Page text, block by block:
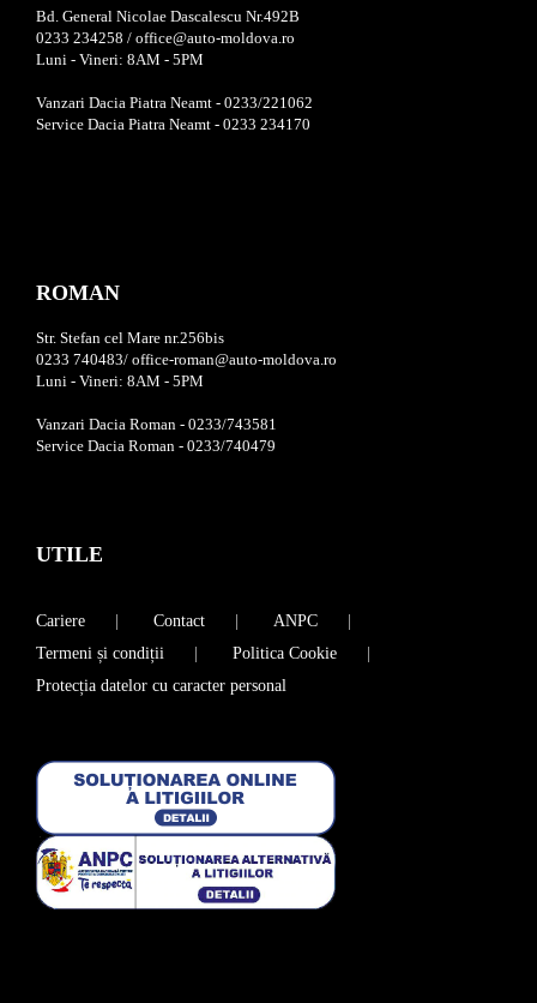
Bd. General Nicolae Dascalescu Nr.492B
0233 234258 / office@auto-moldova.ro
Luni - Vineri: 8AM - 5PM
Vanzari Dacia Piatra Neamt - 0233/221062
Service Dacia Piatra Neamt - 0233 234170
ROMAN
Str. Stefan cel Mare nr.256bis
0233 740483/ office-roman@auto-moldova.ro
Luni - Vineri: 8AM - 5PM
Vanzari Dacia Roman - 0233/743581
Service Dacia Roman - 0233/740479
UTILE
Cariere Contact
ANPC
Termeni și condiții
Politica Cookie
Protecția datelor cu caracter personal